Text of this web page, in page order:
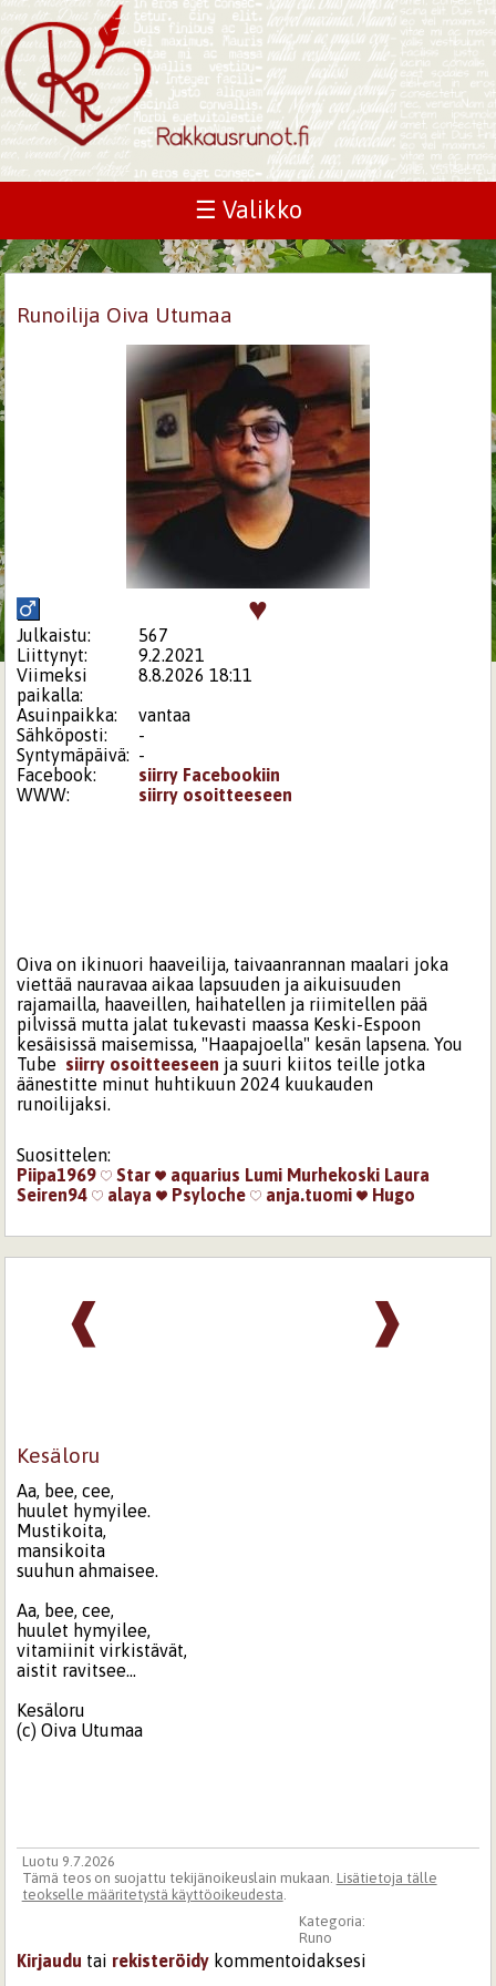
☰ Valikko
Runoilija Oiva Utumaa
♥
Julkaistu:
567
Liittynyt:
9.2.2021
Viimeksi
paikalla:
8.8.2026 18:11
Asuinpaikka:
vantaa
Sähköposti:
-
Syntymäpäivä: -
Facebook:
siirry Facebookiin
WWW:
siirry osoitteeseen
Oiva on ikinuori haaveilija, taivaanrannan maalari joka
viettää nauravaa aikaa lapsuuden ja aikuisuuden
rajamailla, haaveillen, haihatellen ja riimitellen pää
pilvissä mutta jalat tukevasti maassa Keski-Espoon
kesäisissä maisemissa, "Haapajoella" kesän lapsena. You
Tube siirry osoitteeseen ja suuri kiitos teille jotka
äänestitte minut huhtikuun 2024 kuukauden
runoilijaksi.
Suosittelen:
Piipa1969
Star aquarius Lumi Murhekoski Laura
Seiren94
alaya Psyloche anja.tuomi Hugo
❱
❰
Kesäloru
Aa, bee, cee,
huulet hymyilee.
Mustikoita,
mansikoita
suuhun ahmaisee.
Aa, bee, cee,
huulet hymyilee,
vitamiinit virkistävät,
aistit ravitsee...
Kesäloru
(c) Oiva Utumaa
Luotu 9.7.2026
Tämä teos on suojattu tekijänoikeuslain mukaan. Lisätietoja tälle
teokselle määritetystä käyttöoikeudesta.
Kategoria:
Runo
Kirjaudu tai rekisteröidy kommentoidaksesi